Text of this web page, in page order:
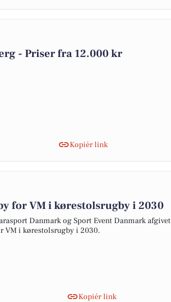
- Priser fra 12.000 kr
Kopiér link
for VM i kørestolsrugby i 2030
Danmark og Sport Event Danmark afgivet
VM i kørestolsrugby i 2030.
Kopiér link